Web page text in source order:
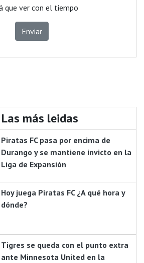
que ver con el tiempo
Enviar
Las más leidas
Piratas FC pasa por encima de
Durango y se mantiene invicto en la
Liga de Expansión
Hoy juega Piratas FC ¿A qué hora y
dónde?
Tigres se queda con el punto extra
ante Minnesota United en la